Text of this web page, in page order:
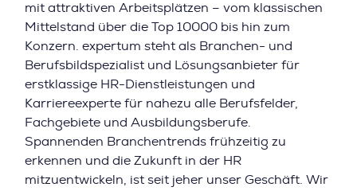
mit attraktiven Arbeitsplätzen – vom klassischen
Mittelstand über die Top 10000 bis hin zum
Konzern. expertum steht als Branchen- und
Berufsbildspezialist und Lösungsanbieter für
erstklassige HR-Dienstleistungen und
Karriereexperte für nahezu alle Berufsfelder,
Fachgebiete und Ausbildungsberufe.
Spannenden Branchentrends frühzeitig zu
erkennen und die Zukunft in der HR
mitzuentwickeln, ist seit jeher unser Geschäft. Wir